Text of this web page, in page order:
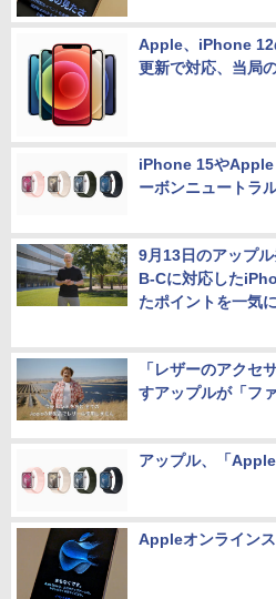
Apple、iPhone 12
更新で対応、当局
iPhone 15やApple
ーボンニュートラ
9月13日のアップ
B-Cに対応した
たポイントを一気
「レザーのアクセ
すアップルが「フ
アップル、「
Appleオンライン